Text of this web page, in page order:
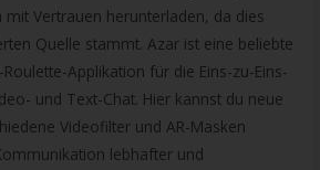
Vertrauen herunterladen, da dies
Quelle stammt. Azar ist eine beliebte
Applikation für die Eins-zu-Eins-
und Text-Chat. Hier kannst du neue
Videofilter und AR-Masken
lebhafter und